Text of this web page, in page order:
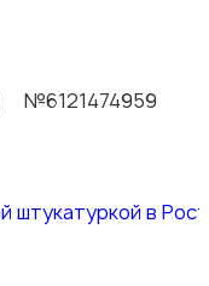
№6121474959